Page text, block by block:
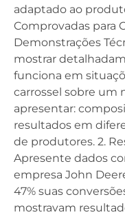
adaptado ao
Comprovadas para
Demonstrações
mostrar
funciona em
carrossel sobre um
apresentar:
resultados em
de produtores. 2.
Apresente dados
empresa John
47% suas
mostravam